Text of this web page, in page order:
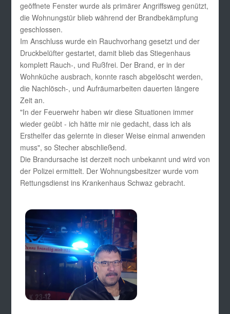
geöffnete Fenster wurde als primärer Angriffsweg genützt,
die Wohnungstür blieb während der Brandbekämpfung
geschlossen.
Im Anschluss wurde ein Rauchvorhang gesetzt und der
Druckbelüfter gestartet, damit blieb das Stiegenhaus
komplett Rauch-, und Rußfrei. Der Brand, er in der
Wohnküche ausbrach, konnte rasch abgelöscht werden,
die Nachlösch-, und Aufräumarbeiten dauerten längere
Zeit an.
"In der Feuerwehr haben wir diese Situationen immer
wieder geübt - ich hätte mir nie gedacht, dass ich als
Ersthelfer das gelernte in dieser Weise einmal anwenden
muss", so Stecher abschließend.
Die Brandursache ist derzeit noch unbekannt und wird von
der Polizei ermittelt. Der Wohnungsbesitzer wurde vom
Rettungsdienst ins Krankenhaus Schwaz gebracht.